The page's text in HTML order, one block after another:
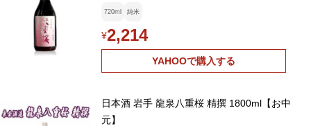
720ml 純米
¥2,214
YAHOOで購入する
日本酒 岩手 龍泉八重桜 精撰 1800ml【お中
元】